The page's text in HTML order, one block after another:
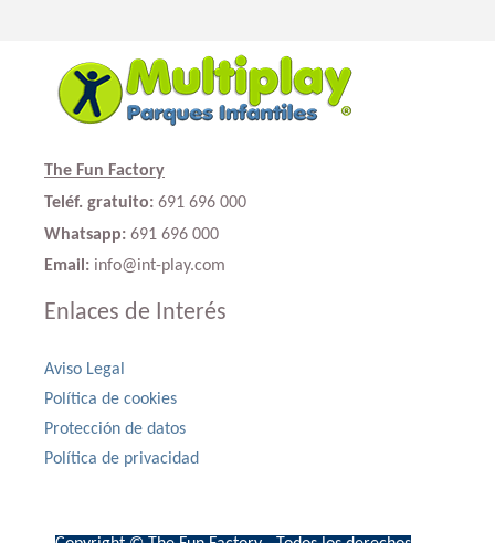
The Fun Factory
Teléf. gratuito: 691 696 000
Whatsapp: 691 696 000
Email: info@int-play.com
Enlaces de Interés
Aviso Legal
Política de cookies
Protección de datos
Política de privacidad